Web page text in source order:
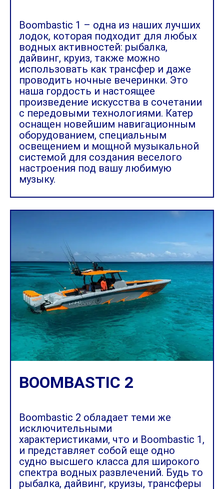
Boombastic 1 – одна из наших лучших
лодок, которая подходит для любых
водных активностей: рыбалка,
дайвинг, круиз, также можно
использовать как трансфер и даже
проводить ночные вечеринки. Это
наша гордость и настоящее
произведение искусства в сочетании
с передовыми технологиями. Катер
оснащен новейшим навигационным
оборудованием, специальным
освещением и мощной музыкальной
системой для создания веселого
настроения под вашу любимую
музыку.
BOOMBASTIC 2
Boombastic 2 обладает теми же
исключительными
характеристиками, что и Boombastic 1,
и представляет собой еще одно
судно высшего класса для широкого
спектра водных развлечений. Будь то
рыбалка, дайвинг, круизы, трансферы